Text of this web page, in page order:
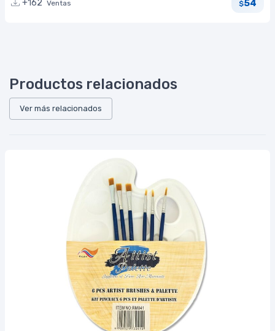
+162 Ventas $54
Productos relacionados
Ver más relacionados